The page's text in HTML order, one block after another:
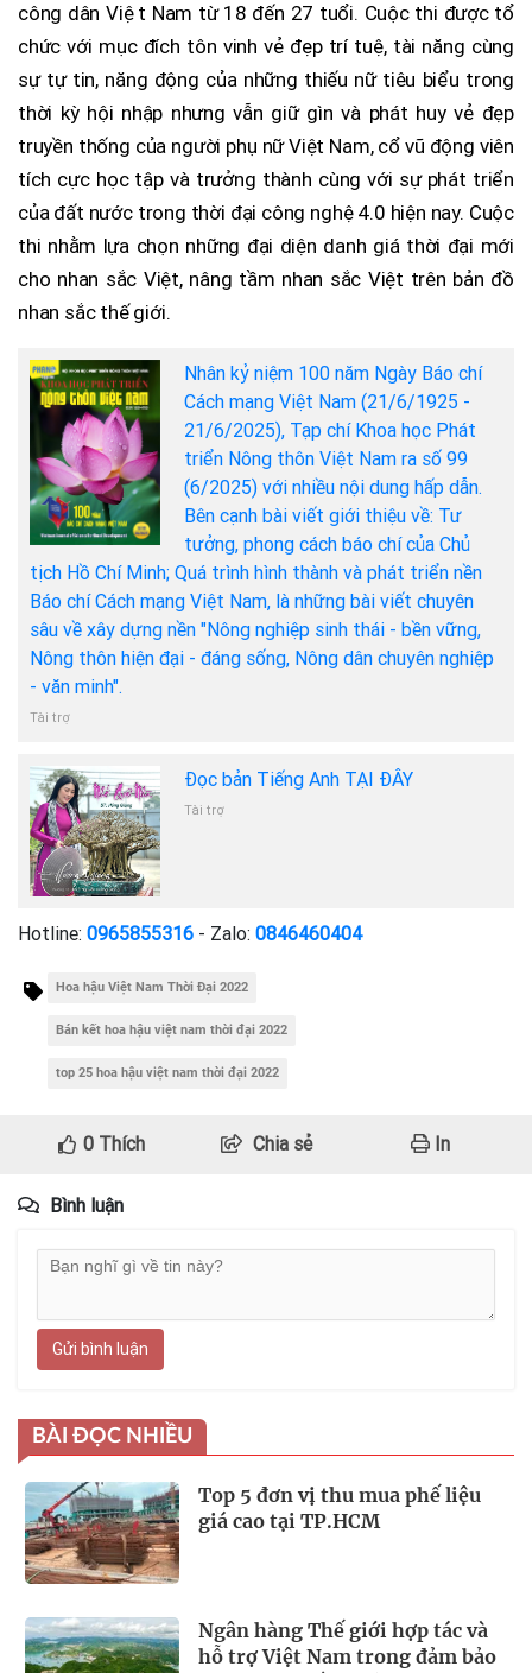
công dân Việt Nam từ 18 đến 27 tuổi. Cuộc thi được tổ
chức với mục đích tôn vinh vẻ đẹp trí tuệ, tài năng cùng
sự tự tin, năng động của những thiếu nữ tiêu biểu trong
thời kỳ hội nhập nhưng vẫn giữ gìn và phát huy vẻ đẹp
truyền thống của người phụ nữ Việt Nam, cổ vũ động viên
tích cực học tập và trưởng thành cùng với sự phát triển
của đất nước trong thời đại công nghệ 4.0 hiện nay. Cuộc
thi nhằm lựa chọn những đại diện danh giá thời đại mới
cho nhan sắc Việt, nâng tầm nhan sắc Việt trên bản đồ
nhan sắc thế giới.
Nhân kỷ niệm 100 năm Ngày Báo chí
Cách mạng Việt Nam (21/6/1925 -
21/6/2025), Tạp chí Khoa học Phát
triển Nông thôn Việt Nam ra số 99
(6/2025) với nhiều nội dung hấp dẫn.
Bên cạnh bài viết giới thiệu về: Tư
tưởng, phong cách báo chí của Chủ
tịch Hồ Chí Minh; Quá trình hình thành và phát triển nền
Báo chí Cách mạng Việt Nam, là những bài viết chuyên
sâu về xây dựng nền "Nông nghiệp sinh thái - bền vững,
Nông thôn hiện đại - đáng sống, Nông dân chuyên nghiệp
- văn minh".
Tài trợ
Đọc bản Tiếng Anh TẠI ĐÂY
Tài trợ
Hotline: 0965855316 - Zalo: 0846460404
Hoa hậu Việt Nam Thời Đại 2022
Bán kết hoa hậu việt nam thời đại 2022
top 25 hoa hậu việt nam thời đại 2022
0Thích Chia sẻ In
Bình luận
Gửi bình luận
BÀI ĐỌC NHIỀU
Top 5 đơn vị thu mua phế liệu
giá cao tại TP.HCM
Ngân hàng Thế giới hợp tác và
hỗ trợ Việt Nam trong đảm bảo